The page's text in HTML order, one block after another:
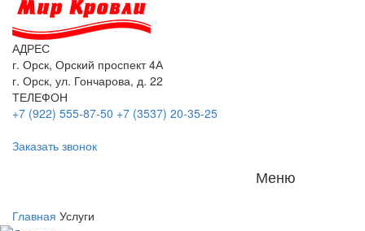
АДРЕС
г. Орск, Орский проспект 4А
г. Орск, ул. Гончарова, д. 22
ТЕЛЕФОН
+7 (922) 555-87-50 +7 (3537) 20-35-25
Заказать звонок
Меню
Главная Услуги